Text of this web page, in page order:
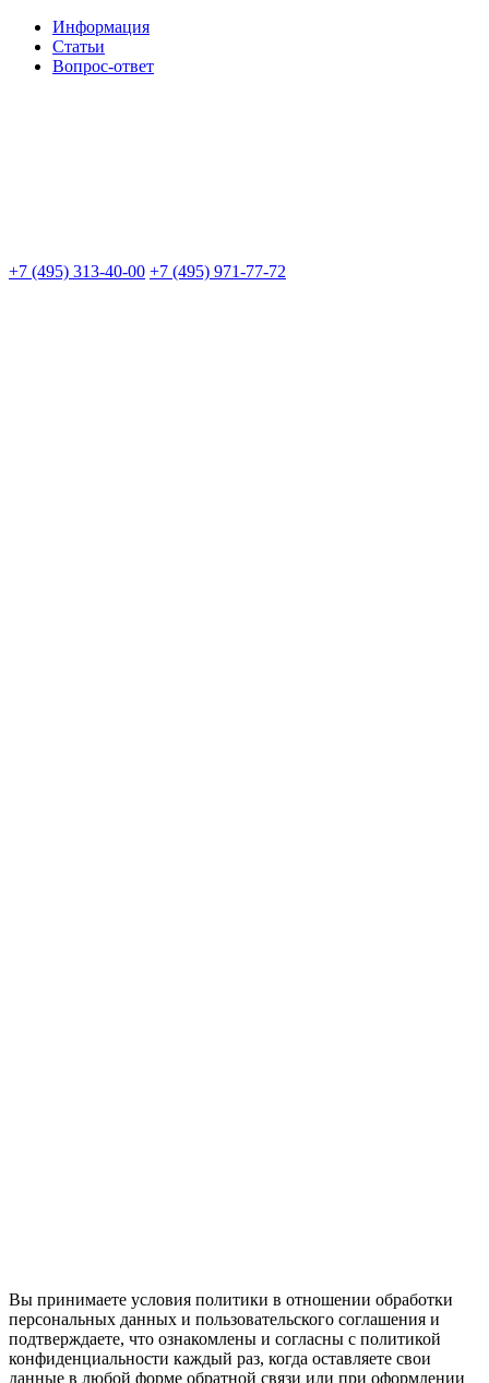
Информация
Статьи
Вопрос-ответ
+7 (495) 313-40-00 +7 (495) 971-77-72
Вы принимаете условия политики в отношении обработки
персональных данных и пользовательского соглашения и
подтверждаете, что ознакомлены и согласны с политикой
конфиденциальности каждый раз, когда оставляете свои
данные в любой форме обратной связи или при оформлении